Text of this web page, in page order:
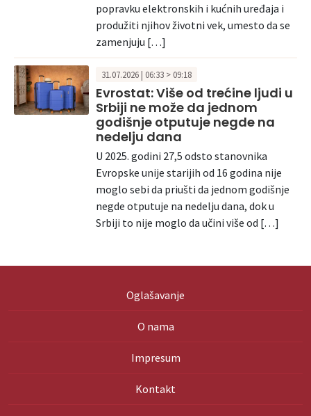
popravku elektronskih i kućnih uređaja i
produžiti njihov životni vek, umesto da se
zamenjuju […]
31.07.2026 | 06:33 > 09:18
Evrostat: Više od trećine ljudi u
Srbiji ne može da jednom
godišnje otputuje negde na
nedelju dana
U 2025. godini 27,5 odsto stanovnika
Evropske unije starijih od 16 godina nije
moglo sebi da priušti da jednom godišnje
negde otputuje na nedelju dana, dok u
Srbiji to nije moglo da učini više od […]
Oglašavanje
O nama
Impresum
Kontakt